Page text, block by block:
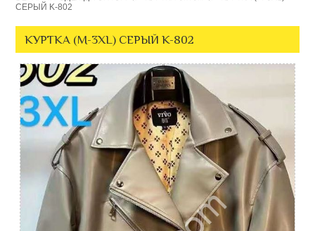
СЕРЫЙ K-802
КУРТКА (M-3XL) СЕРЫЙ K-802